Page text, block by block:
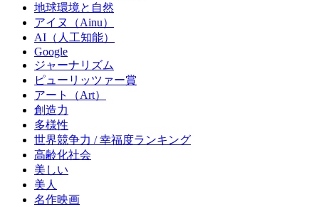
地球環境と自然
アイヌ（Ainu）
AI（人工知能）
Google
ジャーナリズム
ピューリッツァー賞
アート（Art）
創造力
多様性
世界競争力 / 幸福度ランキング
高齢化社会
美しい
美人
名作映画